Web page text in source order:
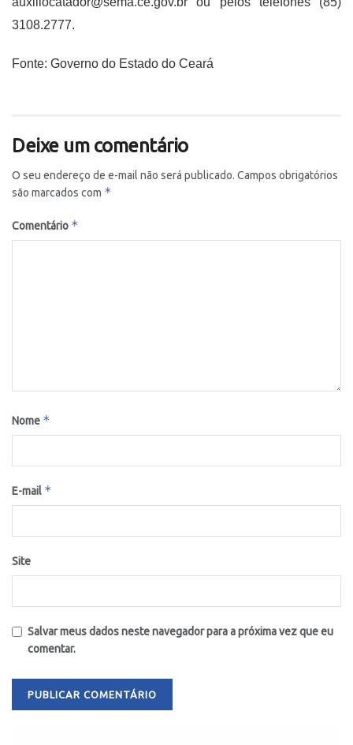
3108.2777.
Fonte: Governo do Estado do Ceará
Deixe um comentário
O seu endereço de e-mail não será publicado. Campos obrigatórios
são marcados com *
Comentário *
Nome *
E-mail *
Site
Salvar meus dados neste navegador para a próxima vez que eu
comentar.